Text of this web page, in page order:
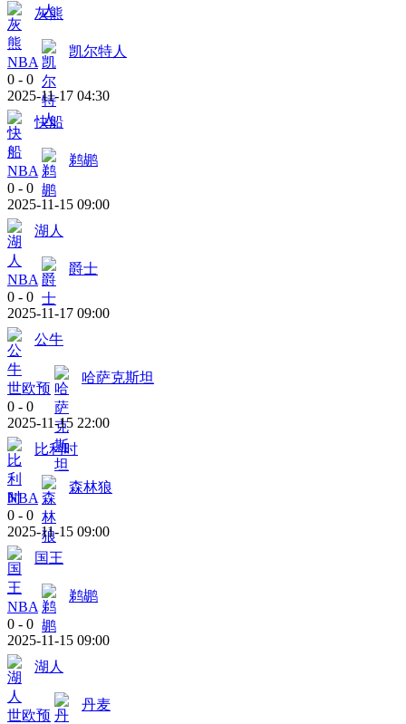
灰熊
NBA
凯尔特人
0 - 0
2025-11-17 04:30
快船
NBA
鹈鹕
0 - 0
2025-11-15 09:00
湖人
NBA
爵士
0 - 0
2025-11-17 09:00
公牛
世欧预
哈萨克斯坦
0 - 0
2025-11-15 22:00
比利时
NBA
森林狼
0 - 0
2025-11-15 09:00
国王
NBA
鹈鹕
0 - 0
2025-11-15 09:00
湖人
世欧预
丹麦